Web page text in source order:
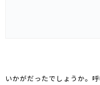
いかがだったでしょうか。